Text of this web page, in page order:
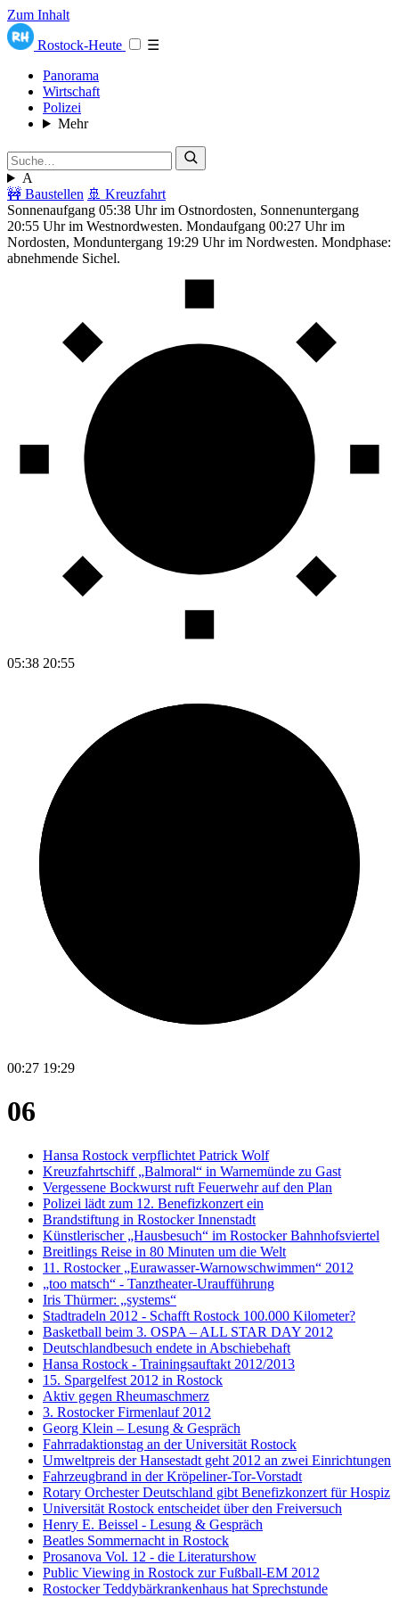
Zum Inhalt
Rostock-Heute
☰
Panorama
Wirtschaft
Polizei
Mehr
A
🚧 Baustellen 🚢 Kreuzfahrt
Sonnenaufgang 05:38 Uhr im Ostnordosten, Sonnenuntergang
20:55 Uhr im Westnordwesten. Mondaufgang 00:27 Uhr im
Nordosten, Monduntergang 19:29 Uhr im Nordwesten. Mondphase:
abnehmende Sichel.
05:38 20:55
00:27 19:29
06
Hansa Rostock verpflichtet Patrick Wolf
Kreuzfahrtschiff „Balmoral“ in Warnemünde zu Gast
Vergessene Bockwurst ruft Feuerwehr auf den Plan
Polizei lädt zum 12. Benefizkonzert ein
Brandstiftung in Rostocker Innenstadt
Künstlerischer „Hausbesuch“ im Rostocker Bahnhofsviertel
Breitlings Reise in 80 Minuten um die Welt
11. Rostocker „Eurawasser-Warnowschwimmen“ 2012
„too matsch“ - Tanztheater-Uraufführung
Iris Thürmer: „systems“
Stadtradeln 2012 - Schafft Rostock 100.000 Kilometer?
Basketball beim 3. OSPA – ALL STAR DAY 2012
Deutschlandbesuch endete in Abschiebehaft
Hansa Rostock - Trainingsauftakt 2012/2013
15. Spargelfest 2012 in Rostock
Aktiv gegen Rheumaschmerz
3. Rostocker Firmenlauf 2012
Georg Klein – Lesung & Gespräch
Fahrradaktionstag an der Universität Rostock
Umweltpreis der Hansestadt geht 2012 an zwei Einrichtungen
Fahrzeugbrand in der Kröpeliner-Tor-Vorstadt
Rotary Orchester Deutschland gibt Benefizkonzert für Hospiz
Universität Rostock entscheidet über den Freiversuch
Henry E. Beissel - Lesung & Gespräch
Beatles Sommernacht in Rostock
Prosanova Vol. 12 - die Literaturshow
Public Viewing in Rostock zur Fußball-EM 2012
Rostocker Teddybärkrankenhaus hat Sprechstunde